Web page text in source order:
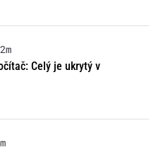
2m
Celý je ukrytý v